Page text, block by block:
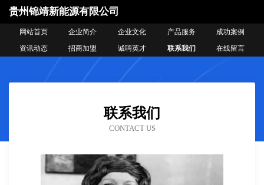
贵州锦靖新能源有限公司
网站首页 企业简介 企业文化 产品服务
成功案例
资讯动态
招商加盟 诚聘英才 联系我们 在线留言
联系我们
CONTACT US